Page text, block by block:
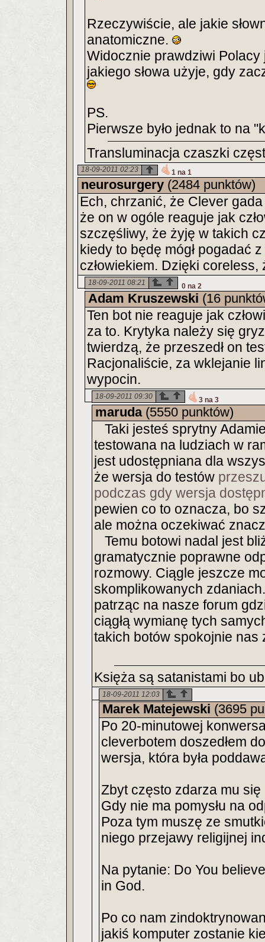
Rzeczywiście, ale jakie
anatomiczne.
Widocznie prawdziwi
jakiego słowa użyje, gdy
PS.
Pierwsze było jednak to na
Transluminacja czaszki
18-09-2011 02:23 1 na 1
neurosurgery (2484 punktów)
Ech, chrzanić, że Clever
że on w ogóle reaguje jak
szczęśliwy, że żyję w takich
kiedy to będę mógł pogadać
człowiekiem. Dzięki
18-09-2011 08:21 0 na 2
Adam Kruszewski (16
Ten bot nie reaguje jak
za to. Krytyka należy się
twierdzą, że przeszedł on
Racjonaliście, za wklejanie
wypocin.
18-09-2011 09:30 3 na 3
maruda(5550 punktów)
Taki jesteś sprytny
testowana na ludziach w
jest udostępniana dla
że wersja do testów
podczas gdy wersja
pewien co to oznacza, bo
ale można oczekiwać
Temu botowi nadal jest
gramatycznie poprawne
rozmowy. Ciągle jeszcze
skomplikowanych
patrząc na nasze forum
ciągłą wymianę tych
takich botów spokojnie nas
Księża są satanistami bo
18-09-2011 12:03
Marek Matejewski (3695
Po 20-minutowej
cleverbotem doszedłem
wersja, która była
Zbyt często zdarza mu się
Gdy nie ma pomysłu na
Poza tym muszę ze
niego przejawy religijnej
Na pytanie: Do You
in God.
Po co nam
jakiś komputer zostanie